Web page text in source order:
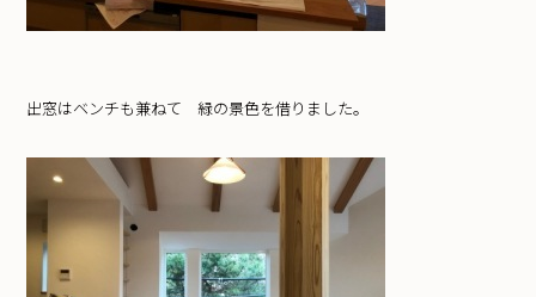
出窓はベンチも兼ねて 緑の景色を借りました。